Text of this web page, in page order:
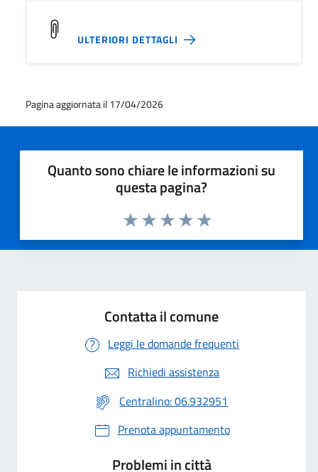
ULTERIORI DETTAGLI
Pagina aggiornata il 17/04/2026
Quanto sono chiare le informazioni su
questa pagina?
Valuta 5 stelle su 5
Valuta 4 stelle su 5
Valuta 3 stelle su 5
Valuta 2 stelle su 5
Valuta 1 stelle su 5
Contatta il comune
Leggi le domande frequenti
Richiedi assistenza
Centralino: 06.932951
Prenota appuntamento
Problemi in città